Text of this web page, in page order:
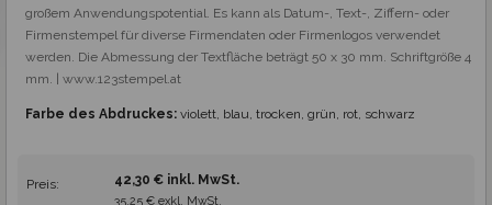
großem Anwendungspotential. Es kann als Datum-, Text-, Ziffern- oder
Firmenstempel für diverse Firmendaten oder Firmenlogos verwendet
werden. Die Abmessung der Textfläche beträgt 50 x 30 mm. Schriftgröße 4
mm. | www.123stempel.at
Farbe des Abdruckes: violett, blau, trocken, grün, rot, schwarz
Preis: 42,30 € inkl. MwSt.
35,25 € exkl. MwSt.